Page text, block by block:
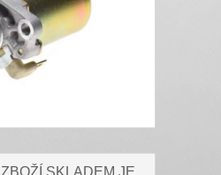
ZBOŽÍ SKLADEM JE